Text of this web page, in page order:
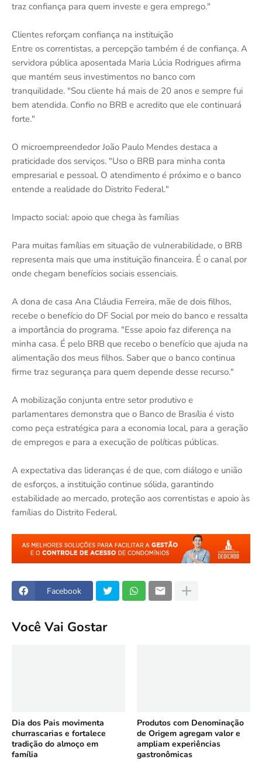
traz confiança para quem investe e gera emprego."
Clientes reforçam confiança na instituição
Entre os correntistas, a percepção também é de confiança. A
servidora pública aposentada Maria Lúcia Rodrigues afirma
que mantém seus investimentos no banco com
tranquilidade. "Sou cliente há mais de 20 anos e sempre fui
bem atendida. Confio no BRB e acredito que ele continuará
forte."
O microempreendedor João Paulo Mendes destaca a
praticidade dos serviços. "Uso o BRB para minha conta
empresarial e pessoal. O atendimento é próximo e o banco
entende a realidade do Distrito Federal."
Impacto social: apoio que chega às famílias
Para muitas famílias em situação de vulnerabilidade, o BRB
representa mais que uma instituição financeira. É o canal por
onde chegam benefícios sociais essenciais.
A dona de casa Ana Cláudia Ferreira, mãe de dois filhos,
recebe o benefício do DF Social por meio do banco e ressalta
a importância do programa. "Esse apoio faz diferença na
minha casa. É pelo BRB que recebo o benefício que ajuda na
alimentação dos meus filhos. Saber que o banco continua
firme traz segurança para quem depende desse recurso."
A mobilização conjunta entre setor produtivo e
parlamentares demonstra que o Banco de Brasília é visto
como peça estratégica para a economia local, para a geração
de empregos e para a execução de políticas públicas.
A expectativa das lideranças é de que, com diálogo e união
de esforços, a instituição continue sólida, garantindo
estabilidade ao mercado, proteção aos correntistas e apoio às
famílias do Distrito Federal.
Facebook
Você Vai Gostar
Dia dos Pais movimenta
churrascarias e fortalece
tradição do almoço em
família
Produtos com Denominação
de Origem agregam valor e
ampliam experiências
gastronômicas